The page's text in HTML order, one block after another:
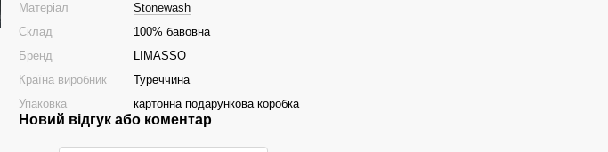
Матеріал
Stonewash
Склад
100% бавовна
Бренд
LIMASSO
Країна виробник
Туреччина
Упаковка
картонна подарункова коробка
Новий відгук або коментар